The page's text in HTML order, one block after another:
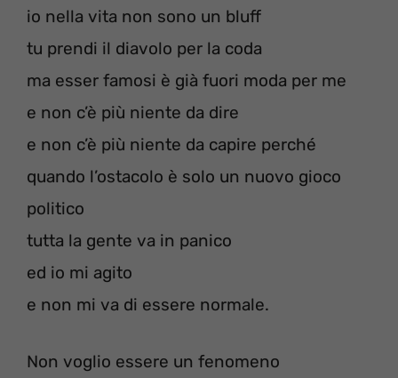
io nella vita non sono un bluff
tu prendi il diavolo per la coda
ma esser famosi è già fuori moda per me
e non c’è più niente da dire
e non c’è più niente da capire perché
quando l’ostacolo è solo un nuovo gioco
politico
tutta la gente va in panico
ed io mi agito
e non mi va di essere normale.
Non voglio essere un fenomeno